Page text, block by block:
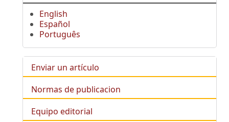
English
Español
Português
Enviar un artículo
Normas de publicacion
Equipo editorial